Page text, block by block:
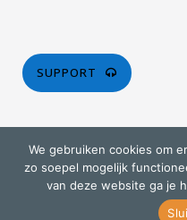
SUPPORT
© Copyright 2026
Privacy
We gebruiken cookies om
zo soepel mogelijk
van deze website ga je